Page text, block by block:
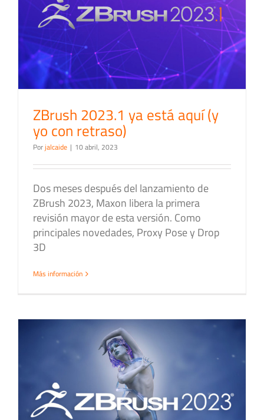
ZBrush 2023.1 ya está aquí (y
yo con retraso)
Porjalcaide | 10 abril, 2023
Dos meses después del lanzamiento de
ZBrush 2023, Maxon libera la primera
revisión mayor de esta versión. Como
principales novedades, Proxy Pose y Drop
3D
Más información